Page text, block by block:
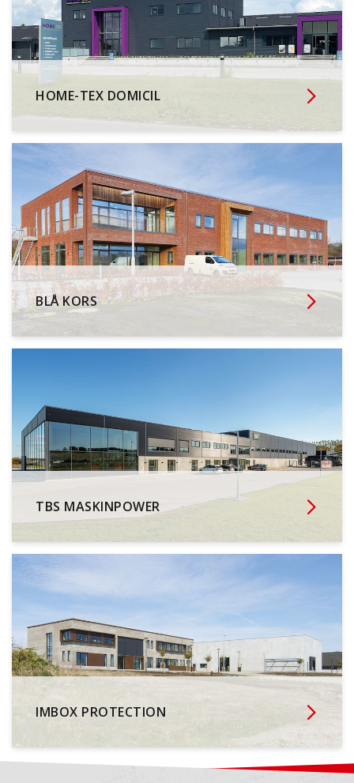
HOME-TEX DOMICIL
BLÅ KORS
TBS MASKINPOWER
IMBOX PROTECTION